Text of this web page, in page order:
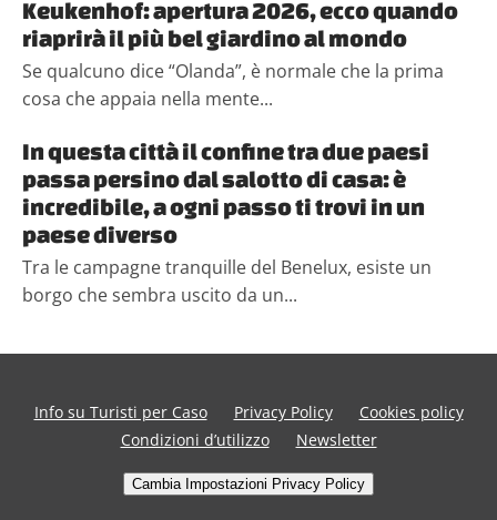
Keukenhof: apertura 2026, ecco quando
riaprirà il più bel giardino al mondo
Se qualcuno dice “Olanda”, è normale che la prima
cosa che appaia nella mente...
In questa città il confine tra due paesi
passa persino dal salotto di casa: è
incredibile, a ogni passo ti trovi in un
paese diverso
Tra le campagne tranquille del Benelux, esiste un
borgo che sembra uscito da un...
Info su Turisti per Caso Privacy Policy
Cookies policy
Condizioni d’utilizzo
Newsletter
Cambia Impostazioni Privacy Policy